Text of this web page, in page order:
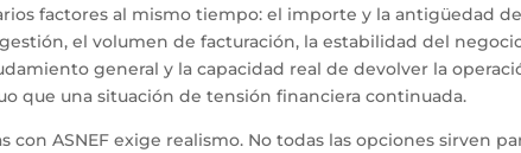
factores al mismo tiempo: el importe y la antigüedad
el volumen de facturación, la estabilidad del
general y la capacidad real de devolver la
que una situación de tensión financiera continuada.
con ASNEF exige realismo. No todas las opciones sirven